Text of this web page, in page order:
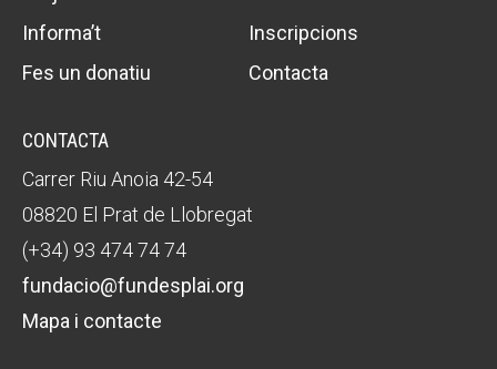
Informa’t
Inscripcions
Fes un donatiu
Contacta
CONTACTA
Carrer Riu Anoia 42-54
08820 El Prat de Llobregat
(+34) 93 474 74 74
fundacio@fundesplai.org
Mapa i contacte